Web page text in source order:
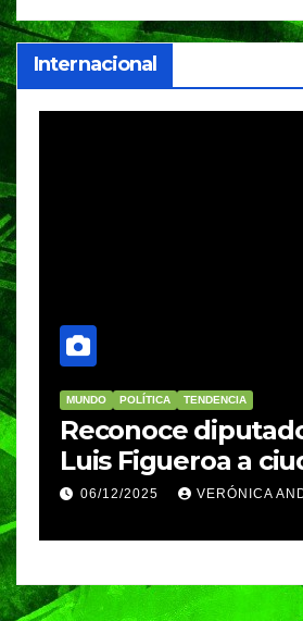
Internacional
MUNDO POLÍTICA TENDENCIA
Reconoce
Luis Figueroa a
ciudadanos que
06/12/2025 VERÓNICA